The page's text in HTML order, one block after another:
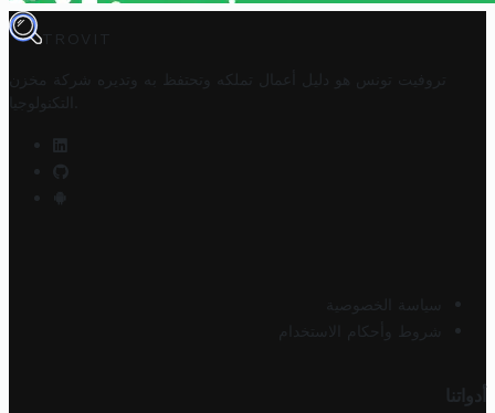
TROVIT
تروفيت تونس هو دليل أعمال تملكه وتحتفظ به وتديره
شركة مخزن
التكنولوجيا
سياسة الخصوصية
شروط وأحكام الاستخدام
أدواتنا